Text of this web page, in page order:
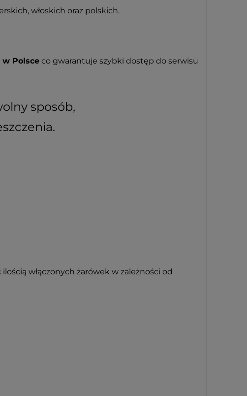
włoskich oraz polskich.
w Polsce co gwarantuje szybki dostęp do serwisu
sposób,
włączonych żarówek w zależności od